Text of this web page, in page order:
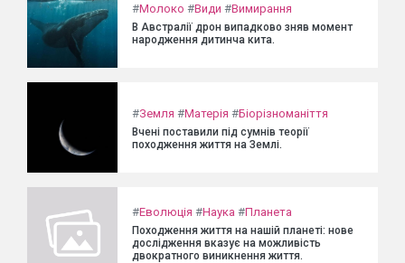
#Молоко #Види #Вимирання
В Австралії дрон випадково зняв момент
народження дитинча кита.
#Земля #Матерія #Біорізноманіття
Вчені поставили під сумнів теорії
походження життя на Землі.
#Еволюція #Наука #Планета
Походження життя на нашій планеті: нове
дослідження вказує на можливість
двократного виникнення життя.